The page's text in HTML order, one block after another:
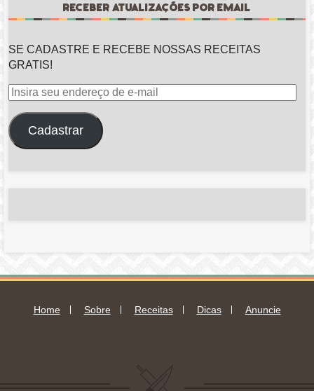
RECEBER ATUALIZAÇÕES POR EMAIL
SE CADASTRE E RECEBE NOSSAS RECEITAS
GRATIS!
Insira
endereço
de
Cadastrar
Home Sobre Receitas Dicas Anuncie